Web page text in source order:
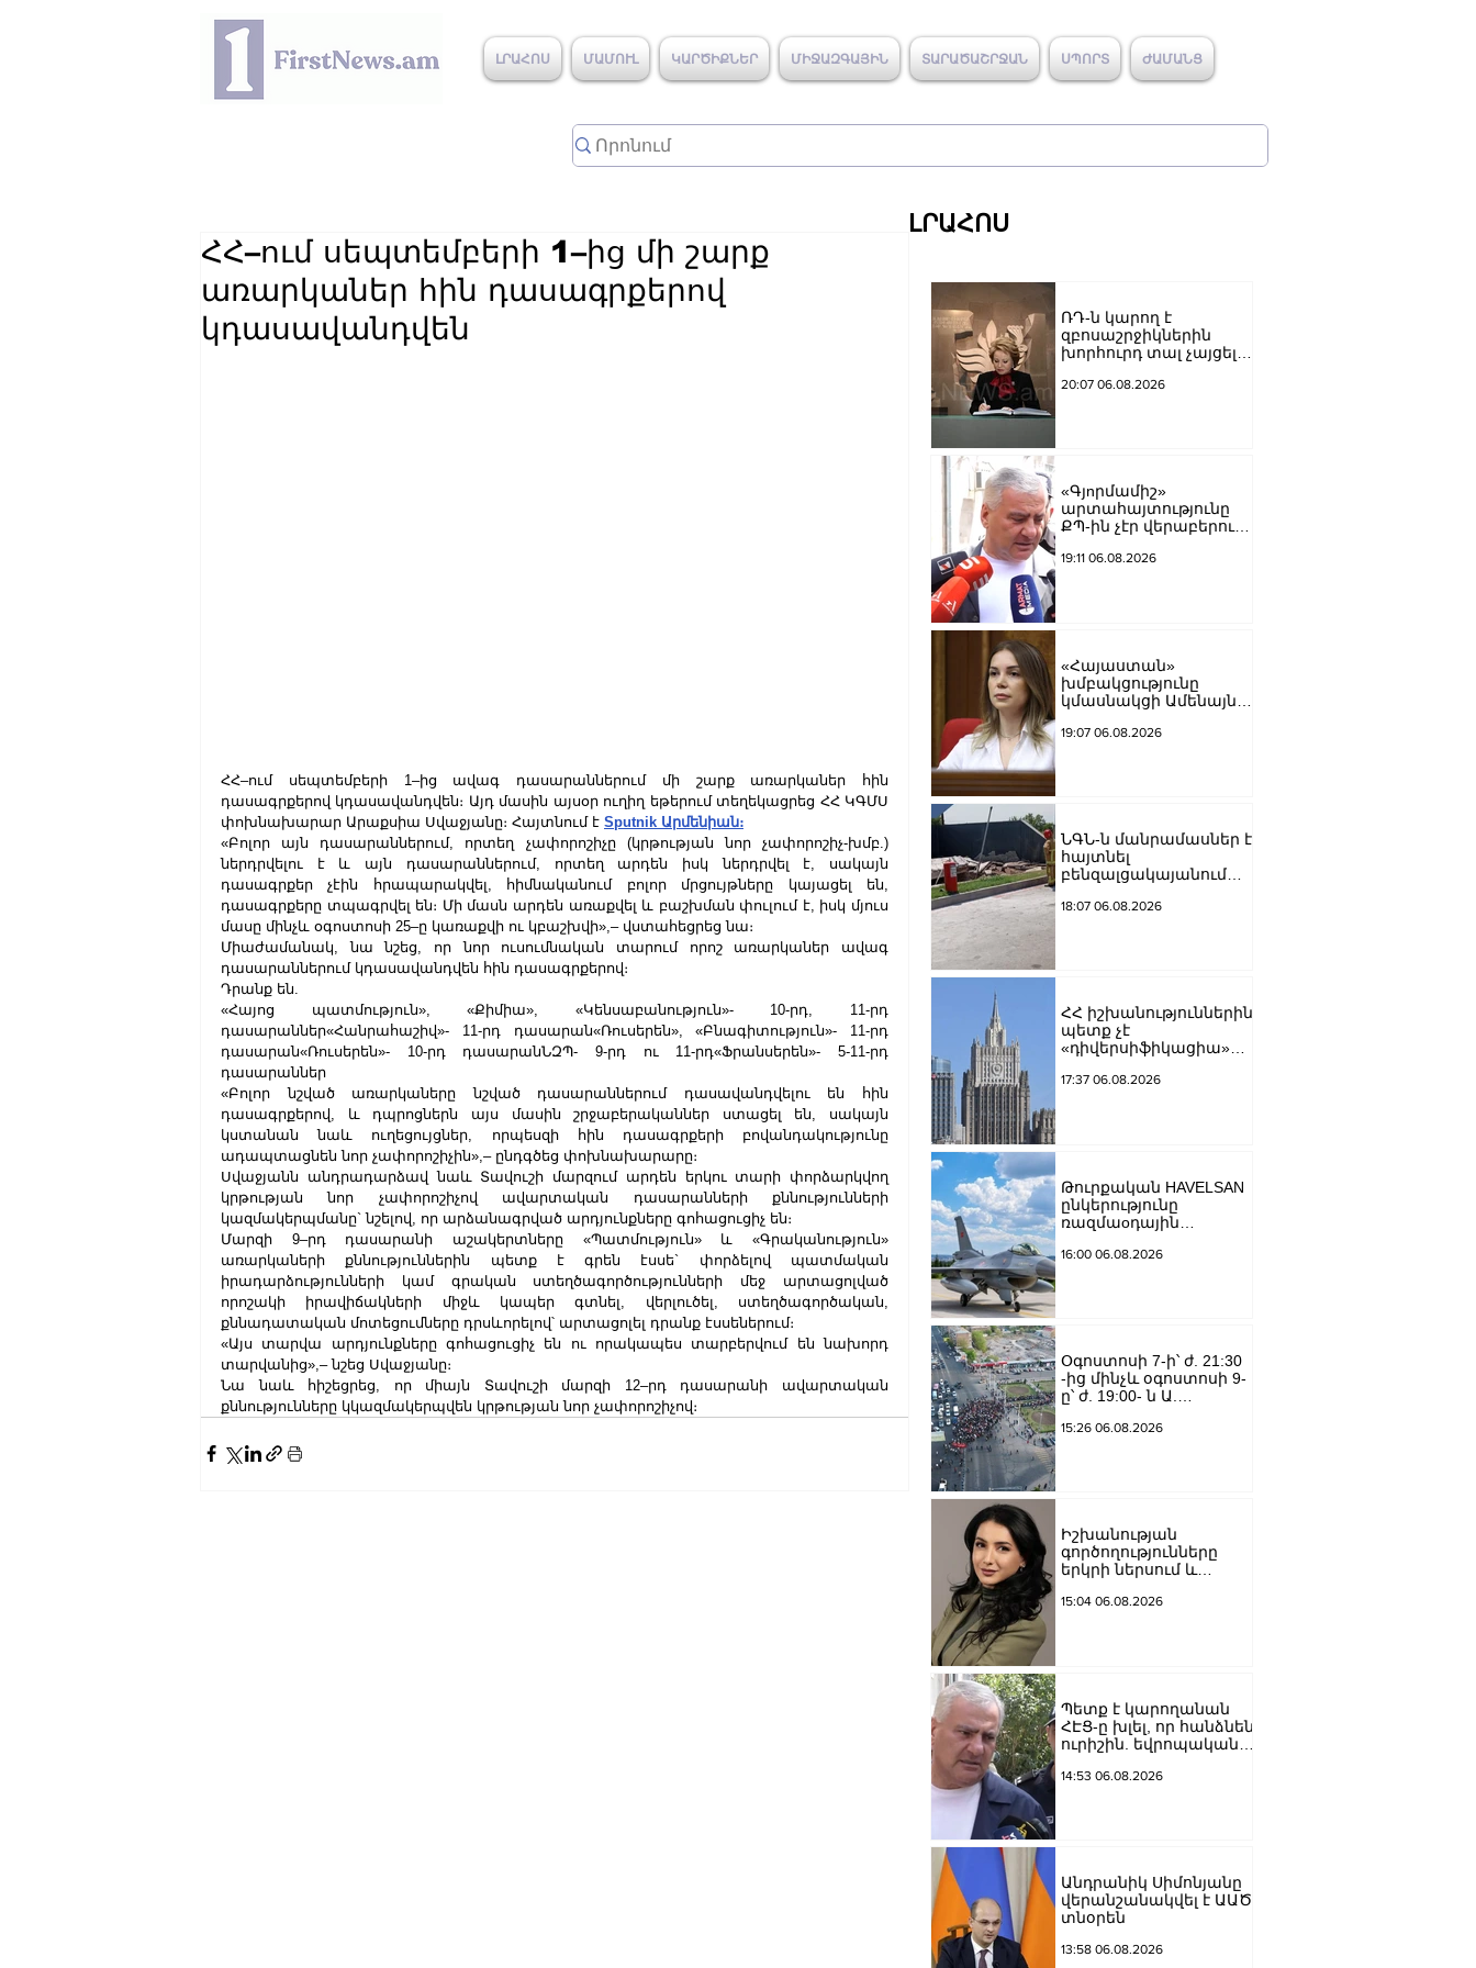
ԼՐԱՀՈՍ ՄԱՄՈՒԼ ԿԱՐԾԻՔՆԵՐ ՄԻՋԱԶԳԱՅԻՆ ՏԱՐԱԾԱՇՐՋԱՆ ՍՊՈՐՏ ԺԱՄԱՆՑ
ՀՀ–ում սեպտեմբերի 1–ից մի շարք
առարկաներ հին դասագրքերով
կդասավանդվեն
ՀՀ–ում սեպտեմբերի 1–ից ավագ դասարաններում մի շարք առարկաներ հին
դասագրքերով կդասավանդվեն։ Այդ մասին այսօր ուղիղ եթերում տեղեկացրեց ՀՀ ԿԳՄՍ
փոխնախարար Արաքսիա Սվաջյանը։ Հայտնում է Sputnik Արմենիան։
«Բոլոր այն դասարաններում, որտեղ չափորոշիչը (կրթության նոր չափորոշիչ-խմբ.)
ներդրվելու է և այն դասարաններում, որտեղ արդեն իսկ ներդրվել է, սակայն
դասագրքեր չէին հրապարակվել, հիմնականում բոլոր մրցույթները կայացել են,
դասագրքերը տպագրվել են։ Մի մասն արդեն առաքվել և բաշխման փուլում է, իսկ մյուս
մասը մինչև օգոստոսի 25–ը կառաքվի ու կբաշխվի»,– վստահեցրեց նա։
Միաժամանակ, նա նշեց, որ նոր ուսումնական տարում որոշ առարկաներ ավագ
դասարաններում կդասավանդվեն հին դասագրքերով։
Դրանք են.
«Հայոց պատմություն», «Քիմիա», «Կենսաբանություն»- 10-րդ, 11-րդ
դասարաններ«Հանրահաշիվ»- 11-րդ դասարան«Ռուսերեն», «Բնագիտություն»- 11-րդ
դասարան«Ռուսերեն»- 10-րդ դասարանՆԶՊ- 9-րդ ու 11-րդ«Ֆրանսերեն»- 5-11-րդ
դասարաններ
«Բոլոր նշված առարկաները նշված դասարաններում դասավանդվելու են հին
դասագրքերով, և դպրոցներն այս մասին շրջաբերականներ ստացել են, սակայն
կստանան նաև ուղեցույցներ, որպեսզի հին դասագրքերի բովանդակությունը
ադապտացնեն նոր չափորոշիչին»,– ընդգծեց փոխնախարարը։
Սվաջյանն անդրադարձավ նաև Տավուշի մարզում արդեն երկու տարի փորձարկվող
կրթության նոր չափորոշիչով ավարտական դասարանների քննությունների
կազմակերպմանը` նշելով, որ արձանագրված արդյունքները գոհացուցիչ են։
Մարզի 9–րդ դասարանի աշակերտները «Պատմություն» և «Գրականություն»
առարկաների քննություններին պետք է գրեն էսսե` փորձելով պատմական
իրադարձությունների կամ գրական ստեղծագործությունների մեջ արտացոլված
որոշակի իրավիճակների միջև կապեր գտնել, վերլուծել, ստեղծագործական,
քննադատական մոտեցումները դրսևորելով՝ արտացոլել դրանք էսսեներում։
«Այս տարվա արդյունքները գոհացուցիչ են ու որակապես տարբերվում են նախորդ
տարվանից»,– նշեց Սվաջյանը։
Նա նաև հիշեցրեց, որ միայն Տավուշի մարզի 12–րդ դասարանի ավարտական
քննությունները կկազմակերպվեն կրթության նոր չափորոշիչով։
ԼՐԱՀՈՍ
ՌԴ-ն կարող է
զբոսաշրջիկներին
խորհուրդ տալ չայցելել
ռուսաստանցիների
20:07 06.08.2026
«Գյnրմամիշ»
արտահայտությունը
ՔՊ-ին չէր վերաբերում,
խլnղներին էր
19:11 06.08.2026
«Հայաստան»
խմբակցությունը
կմասնակցի Ամենայն
դատավարությանը․
19:07 06.08.2026
ՆԳՆ-ն մանրամասներ է
հայտնել
բենզալցակայանում
պայթյունից
18:07 06.08.2026
ՀՀ իշխանություններին
պետք չէ
«դիվերսիֆիկացիա»
շրջադարձը դեպի ՌԴ-
17:37 06.08.2026
Թուրքական HAVELSAN
ընկերությունը
ռազմաoդային
կառավարման
16:00 06.08.2026
Օգոստոսի 7-ի՝ ժ. 21:30
-ից մինչև օգոստոսի 9-
ը՝ ժ. 19:00- ն Ա.
Մանկավարժական
փակ է լինելու
15:26 06.08.2026
Իշխանության
գործողությունները
երկրի ներսում և
դրանց
պետականության,
ազգային արժեքների և
արդարու
15:04 06.08.2026
Պետք է կարողանան
ՀԷՑ-ը խլել, որ հանձնեն
ուրիշին. եվրոպական
քայլ գնում ենք առաջ.
14:53 06.08.2026
Անդրանիկ Սիմոնյանը
վերանշանակվել է ԱԱԾ
տնօրեն
13:58 06.08.2026